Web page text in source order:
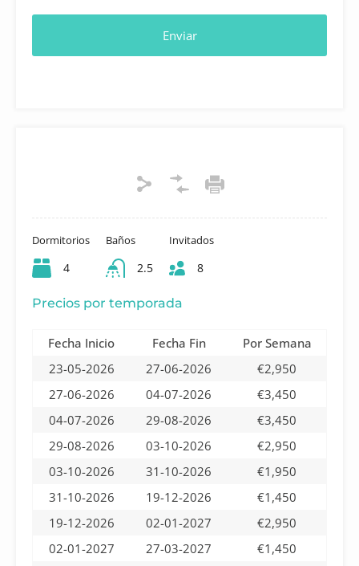
Dormitorios
4
Baños
2.5
Invitados
8
Precios por temporada
Fecha Inicio Fecha Fin
Por Semana
23-05-2026
27-06-2026
€2,950
27-06-2026
04-07-2026
€3,450
04-07-2026
29-08-2026
€3,450
29-08-2026
03-10-2026
€2,950
03-10-2026
31-10-2026
€1,950
31-10-2026
19-12-2026
€1,450
19-12-2026
02-01-2027
€2,950
02-01-2027
27-03-2027
€1,450
Enviar